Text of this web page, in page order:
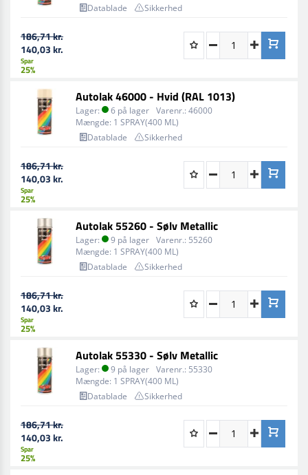
Datablade Sikkerhed
186,71 kr.
140,03 kr.
Spar
25%
Autolak 46000 - Hvid (RAL 1013)
Lager: 6 på lager Varenr.: 46000
Mængde: 1 SPRAY(400 ML)
Datablade
Sikkerhed
186,71 kr.
140,03 kr.
Spar
25%
Autolak 55260 - Sølv Metallic
Lager: 9 på lager Varenr.: 55260
Mængde: 1 SPRAY(400 ML)
Datablade
Sikkerhed
186,71 kr.
140,03 kr.
Spar
25%
Autolak 55330 - Sølv Metallic
Lager: 9 på lager Varenr.: 55330
Mængde: 1 SPRAY(400 ML)
Datablade
Sikkerhed
186,71 kr.
140,03 kr.
Spar
25%